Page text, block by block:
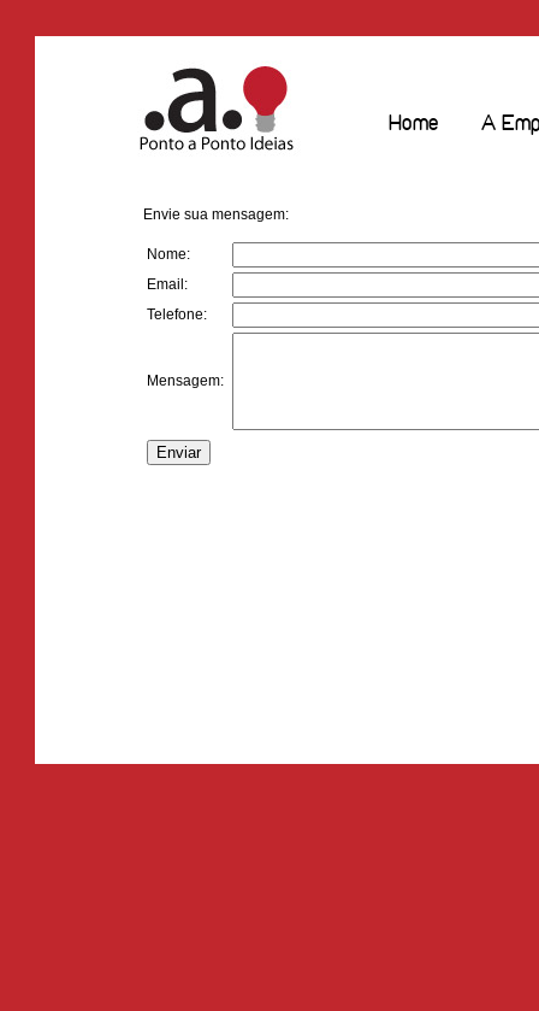
Home A
Envie sua mensagem:
Nome:
Email:
Telefone:
Mensagem: